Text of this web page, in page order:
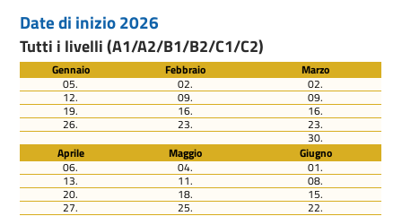
Date di inizio 2026
Tutti i livelli (A1/A2/B1/B2/C1/C2)
Gennaio Febbraio
Marzo
05.
02. 02.
12. 09. 09.
19. 16. 16.
26. 23. 23.
30.
Aprile
Maggio
Giugno
06.
04. 01.
13. 11. 08.
20. 18. 15.
27. 25. 22.